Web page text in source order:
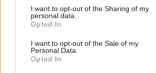
not limited to your visit or usage behaviour.
grant or deny consent to Google and its
use your data for below specified purposes
consent section.
I want to opt-out of the Sharing of my
personal data.
Opted In
I want to opt-out of the Sale of my
Personal Data.
Opted In
jornada 14
puntos pese a
se revaloricen!